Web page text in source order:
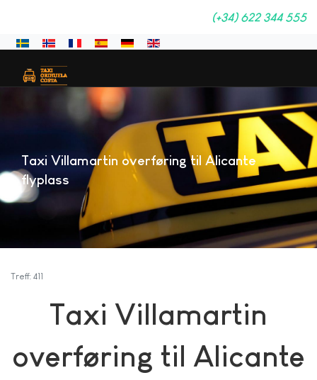
(+34) 622 344 555
Velg ditt språk
Taxi Villamartin overføring til Alicante
flyplass
Treff: 411
Taxi Villamartin
overføring til Alicante